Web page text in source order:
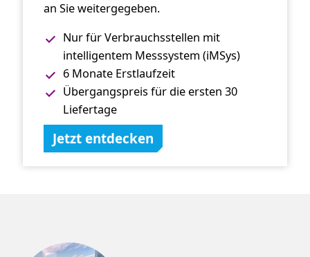
an Sie weitergegeben.
Nur für Verbrauchsstellen mit
intelligentem Messsystem (iMSys)
6 Monate Erstlaufzeit
Übergangspreis für die ersten 30
Liefertage
Jetzt entdecken